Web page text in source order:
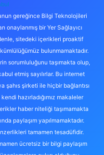
gereğince Bilgi Teknolojileri
onaylanmış bir Yer Sağlayıcı
sitedeki içerikleri proaktif
bulunmamaktadır.
sorumluluğunu taşımakta olup,
etmiş sayılırlar. Bu internet
şahıs şirketi ile hiçbir bağlantısı
hazırladığımız makaleler
haber niteliği taşımamakta
paylaşım yapılmamaktadır.
tamamen tesadüfidir.
ücretsiz bir bilgi paylaşım